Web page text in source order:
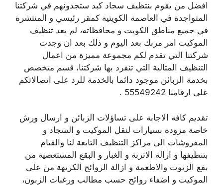
افضل من يقوم بنتظيف سجاد كبد ستجدونهم في شركتنا
المتواجدة في العاصمة الكويتية كمقر رئيسي و المنتشرة
في جميع مناطق الكويت و محافظاته، لم يعد تنظيف
الموكيت امر مربك بعد اليوم و ذلك بعد ان وجدت
شركتنا التي تقدم لكم مجموعة مميزة من اعمال
التنظيف المثالية التي تنفرد بها شركتنا، قسم متخصص
بخدمة الزبائن موجود دائما بالخدمة للرد على اتصالاتكم
على ارقامنا 55549242 .
تقديم كافة الاجابة على تساؤلات الزبائن و ارسال ورش
خاصة مزودة بسيارات لنقل الموكيت و السجاد و
المفروشات الى مراكز التنظيف التابعة لنا والقيام
بتنظيفها و ازالة الاتربة و الغبار و البقع المستعصية من
بفع الزيوت والاطعمة و ازالة الروائح الكريهة من على
الموكيت و اضفاء روائح حسب مطالب ورغبات الزبون،